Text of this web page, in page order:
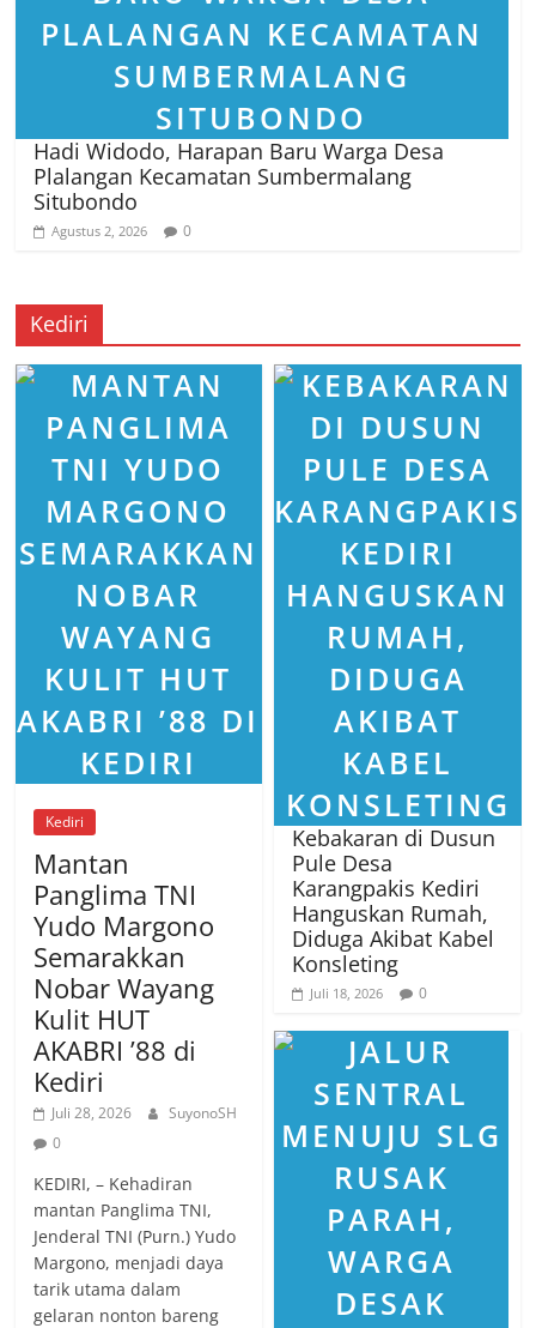
Hadi Widodo, Harapan Baru Warga Desa
Plalangan Kecamatan Sumbermalang
Situbondo
Agustus 2, 2026 0
Kediri
Kediri
Mantan
Panglima TNI
Yudo Margono
Semarakkan
Nobar Wayang
Kulit HUT
AKABRI ’88 di
Kediri
Juli 28, 2026
SuyonoSH
0
KEDIRI, – Kehadiran
mantan Panglima TNI,
Jenderal TNI (Purn.) Yudo
Margono, menjadi daya
tarik utama dalam
gelaran nonton bareng
Kebakaran di Dusun
Pule Desa
Karangpakis Kediri
Hanguskan Rumah,
Diduga Akibat Kabel
Konsleting
Juli 18, 2026 0